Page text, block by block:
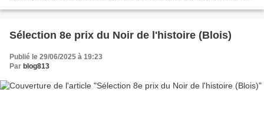
Sélection 8e prix du Noir de l'histoire (Blois)
Publié le 29/06/2025 à 19:23
Par blog813